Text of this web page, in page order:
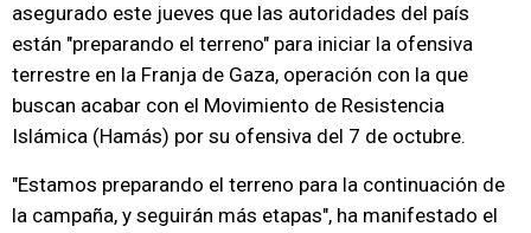
asegurado este jueves que las autoridades del país
están "preparando el terreno" para iniciar la ofensiva
terrestre en la Franja de Gaza, operación con la que
buscan acabar con el Movimiento de Resistencia
Islámica (Hamás) por su ofensiva del 7 de octubre.
"Estamos preparando el terreno para la continuación de
la campaña, y seguirán más etapas", ha manifestado el